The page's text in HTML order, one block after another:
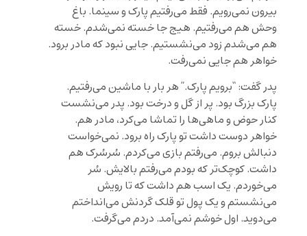
بیرون نمی‌رویم. فقط می‌رفتیم پارک و سینما. باغ
وحش هم می‌رفتیم. هیج جا خسته نمی‌شدم. خسته
هم می‌شدم زود می‌نشستیم. جایی نبود که مادر برود.
خواهر هم جایی نمی‌رفت.
پدر گفت: “برویم پارک.” هر بار با ماشین می‌رفتیم.
پارک بزرگ بود. پر از گل و درخت بود. پدر می‌نشست
کنار حوض و ماهی‌ها را تماشا می‌کرد، مادر هم.
خواهر دوست داشت تو پارک راه برود. نمی‌خواست
دنبالش بروم. می‌رفتم بازی می‌کردم. سُرسُرک هم
داشت. کوچک‌تر که بودم می‌رفتم بالایش. سُر
می‌خوردم. یک اسب هم داشت که تا رویش
می‌نشستم و یک پول تو قلک گردنش می‌انداختم
می‌دوید. اول خوشم نمی‌آمد. دردم می‌گرفت.